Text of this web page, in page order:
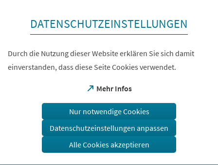
DATENSCHUTZEINSTELLUNGEN
Durch die Nutzung dieser Website erklären Sie sich damit
einverstanden, dass diese Seite Cookies verwendet.
Mehr Infos
(Öffnet
einem
Tab)
Nur notwendige Cookies
Datenschutzeinstellungen anpassen
Alle Cookies akzeptieren